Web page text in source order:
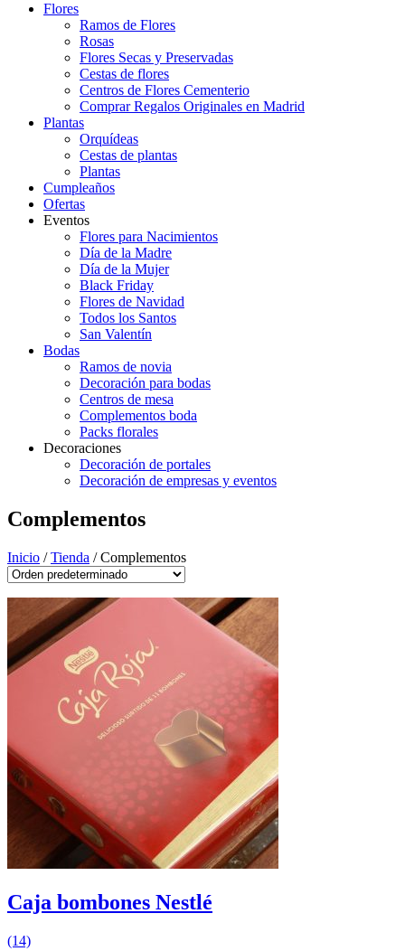
Flores
Ramos de Flores
Rosas
Flores Secas y Preservadas
Cestas de flores
Centros de Flores Cementerio
Comprar Regalos Originales en Madrid
Plantas
Orquídeas
Cestas de plantas
Plantas
Cumpleaños
Ofertas
Eventos
Flores para Nacimientos
Día de la Madre
Día de la Mujer
Black Friday
Flores de Navidad
Todos los Santos
San Valentín
Bodas
Ramos de novia
Decoración para bodas
Centros de mesa
Complementos boda
Packs florales
Decoraciones
Decoración de portales
Decoración de empresas y eventos
Complementos
Inicio /Tienda / Complementos
Caja bombones Nestlé
(14)